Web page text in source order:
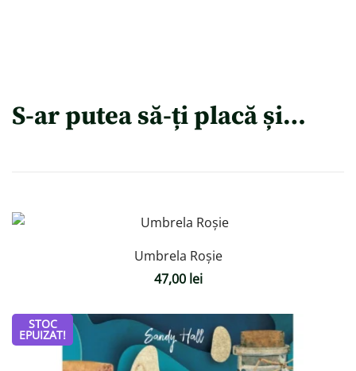
S-ar putea să-ți placă și…
Umbrela Roșie
47,00 lei
STOC
EPUIZAT!